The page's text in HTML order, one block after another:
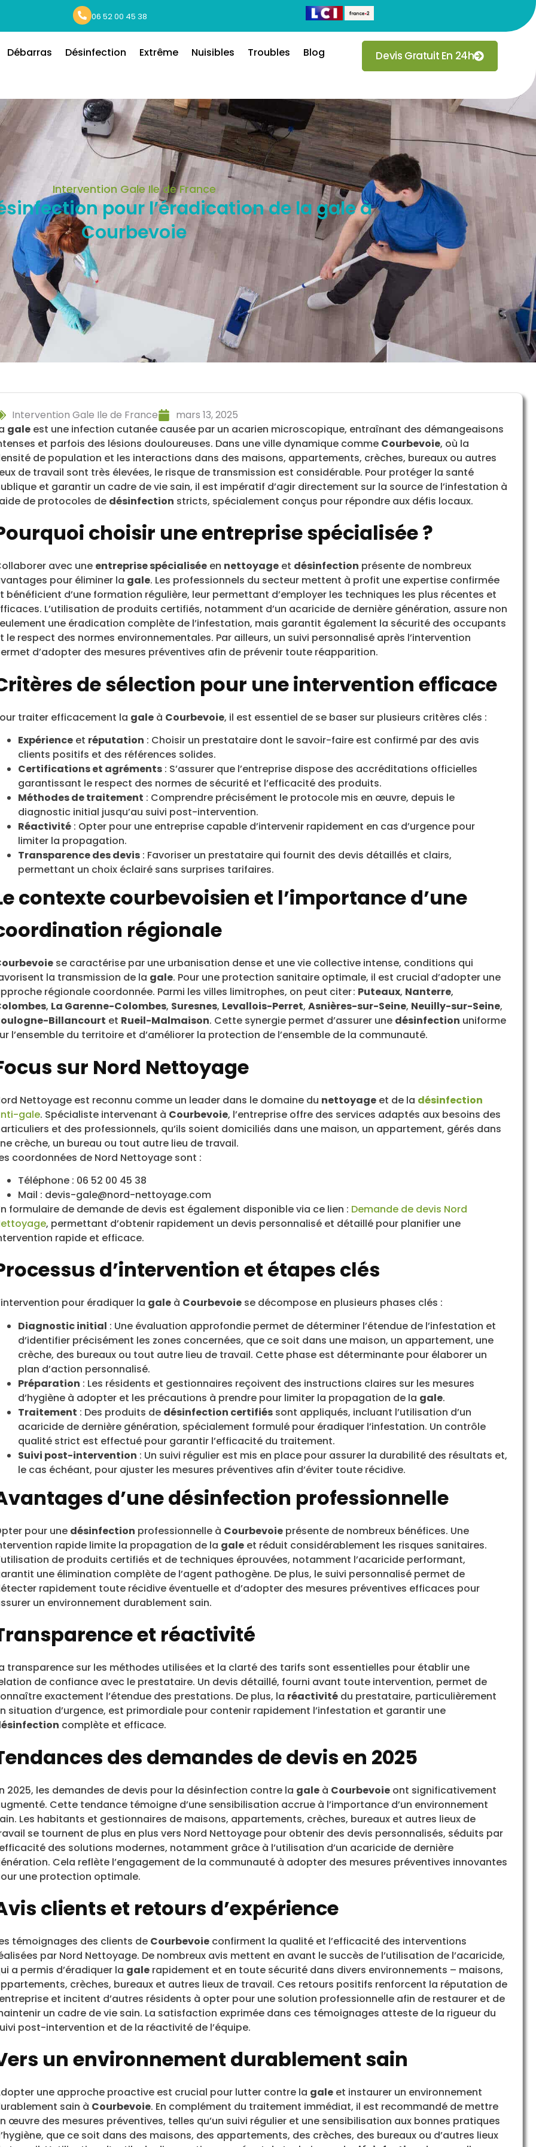
06 52 00 45 38
Débarras Désinfection Extrême Nuisibles Troubles Blog Devis Gratuit En 24h
Intervention Gale Ile de France
pour l’éradication de la gale à
Courbevoie
Intervention Gale Ile de France
mars 13, 2025
gale est une infection cutanée causée par un acarien microscopique, entraînant des démangeaisons
et parfois des lésions douloureuses. Dans une ville dynamique comme Courbevoie, où la
de population et les interactions dans des maisons, appartements, crèches, bureaux ou autres
de travail sont très élevées, le risque de transmission est considérable. Pour protéger la santé
et garantir un cadre de vie sain, il est impératif d’agir directement sur la source de l’infestation à
de protocoles de désinfection stricts, spécialement conçus pour répondre aux défis locaux.
choisir une entreprise spécialisée ?
avec une entreprise spécialisée en nettoyage et désinfection présente de nombreux
pour éliminer la gale. Les professionnels du secteur mettent à profit une expertise confirmée
bénéficient d’une formation régulière, leur permettant d’employer les techniques les plus récentes et
L’utilisation de produits certifiés, notamment d’un acaricide de dernière génération, assure non
une éradication complète de l’infestation, mais garantit également la sécurité des occupants
le respect des normes environnementales. Par ailleurs, un suivi personnalisé après l’intervention
d’adopter des mesures préventives afin de prévenir toute réapparition.
de sélection pour une intervention efficace
traiter efficacement la gale à Courbevoie, il est essentiel de se baser sur plusieurs critères clés :
Expérience et réputation : Choisir un prestataire dont le savoir-faire est confirmé par des avis
clients positifs et des références solides.
Certifications et agréments : S’assurer que l’entreprise dispose des accréditations officielles
garantissant le respect des normes de sécurité et l’efficacité des produits.
Méthodes de traitement : Comprendre précisément le protocole mis en œuvre, depuis le
diagnostic initial jusqu’au suivi post-intervention.
Réactivité : Opter pour une entreprise capable d’intervenir rapidement en cas d’urgence pour
limiter la propagation.
Transparence des devis : Favoriser un prestataire qui fournit des devis détaillés et clairs,
permettant un choix éclairé sans surprises tarifaires.
contexte courbevoisien et l’importance d’une
régionale
se caractérise par une urbanisation dense et une vie collective intense, conditions qui
la transmission de la gale. Pour une protection sanitaire optimale, il est crucial d’adopter une
régionale coordonnée. Parmi les villes limitrophes, on peut citer : Puteaux, Nanterre,
, La Garenne-Colombes, Suresnes, Levallois-Perret, Asnières-sur-Seine, Neuilly-sur-Seine,
Billancourt et Rueil-Malmaison. Cette synergie permet d’assurer une désinfection uniforme
l’ensemble du territoire et d’améliorer la protection de l’ensemble de la communauté.
sur Nord Nettoyage
Nettoyage est reconnu comme un leader dans le domaine du nettoyage et de la désinfection
gale. Spécialiste intervenant à Courbevoie, l’entreprise offre des services adaptés aux besoins des
et des professionnels, qu’ils soient domiciliés dans une maison, un appartement, gérés dans
crèche, un bureau ou tout autre lieu de travail.
coordonnées de Nord Nettoyage sont :
Téléphone : 06 52 00 45 38
Mail : devis-gale@nord-nettoyage.com
formulaire de demande de devis est également disponible via ce lien : Demande de devis Nord
, permettant d’obtenir rapidement un devis personnalisé et détaillé pour planifier une
rapide et efficace.
d’intervention et étapes clés
pour éradiquer la gale à Courbevoie se décompose en plusieurs phases clés :
Diagnostic initial : Une évaluation approfondie permet de déterminer l’étendue de l’infestation et
d’identifier précisément les zones concernées, que ce soit dans une maison, un appartement, une
crèche, des bureaux ou tout autre lieu de travail. Cette phase est déterminante pour élaborer un
plan d’action personnalisé.
Préparation : Les résidents et gestionnaires reçoivent des instructions claires sur les mesures
d’hygiène à adopter et les précautions à prendre pour limiter la propagation de la gale.
Traitement : Des produits de désinfection certifiés sont appliqués, incluant l’utilisation d’un
acaricide de dernière génération, spécialement formulé pour éradiquer l’infestation. Un contrôle
qualité strict est effectué pour garantir l’efficacité du traitement.
Suivi post-intervention : Un suivi régulier est mis en place pour assurer la durabilité des résultats et,
le cas échéant, pour ajuster les mesures préventives afin d’éviter toute récidive.
d’une désinfection professionnelle
pour une désinfection professionnelle à Courbevoie présente de nombreux bénéfices. Une
rapide limite la propagation de la gale et réduit considérablement les risques sanitaires.
de produits certifiés et de techniques éprouvées, notamment l’acaricide performant,
une élimination complète de l’agent pathogène. De plus, le suivi personnalisé permet de
rapidement toute récidive éventuelle et d’adopter des mesures préventives efficaces pour
un environnement durablement sain.
et réactivité
transparence sur les méthodes utilisées et la clarté des tarifs sont essentielles pour établir une
de confiance avec le prestataire. Un devis détaillé, fourni avant toute intervention, permet de
exactement l’étendue des prestations. De plus, la réactivité du prestataire, particulièrement
situation d’urgence, est primordiale pour contenir rapidement l’infestation et garantir une
complète et efficace.
des demandes de devis en 2025
2025, les demandes de devis pour la désinfection contre la gale à Courbevoie ont significativement
Cette tendance témoigne d’une sensibilisation accrue à l’importance d’un environnement
Les habitants et gestionnaires de maisons, appartements, crèches, bureaux et autres lieux de
se tournent de plus en plus vers Nord Nettoyage pour obtenir des devis personnalisés, séduits par
des solutions modernes, notamment grâce à l’utilisation d’un acaricide de dernière
Cela reflète l’engagement de la communauté à adopter des mesures préventives innovantes
une protection optimale.
clients et retours d’expérience
témoignages des clients de Courbevoie confirment la qualité et l’efficacité des interventions
par Nord Nettoyage. De nombreux avis mettent en avant le succès de l’utilisation de l’acaricide,
a permis d’éradiquer la gale rapidement et en toute sécurité dans divers environnements – maisons,
crèches, bureaux et autres lieux de travail. Ces retours positifs renforcent la réputation de
et incitent d’autres résidents à opter pour une solution professionnelle afin de restaurer et de
un cadre de vie sain. La satisfaction exprimée dans ces témoignages atteste de la rigueur du
post-intervention et de la réactivité de l’équipe.
un environnement durablement sain
une approche proactive est crucial pour lutter contre la gale et instaurer un environnement
sain à Courbevoie. En complément du traitement immédiat, il est recommandé de mettre
œuvre des mesures préventives, telles qu’un suivi régulier et une sensibilisation aux bonnes pratiques
que ce soit dans des maisons, des appartements, des crèches, des bureaux ou d’autres lieux